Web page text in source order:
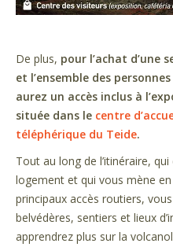
De plus, pour l’achat d’une
et l’ensemble des
aurez un accès inclus à
située dans le centre
téléphérique du Teide.
Tout au long de l’itinéraire,
logement et qui vous mène
principaux accès routiers,
belvédères, sentiers et lieux
apprendrez plus sur la